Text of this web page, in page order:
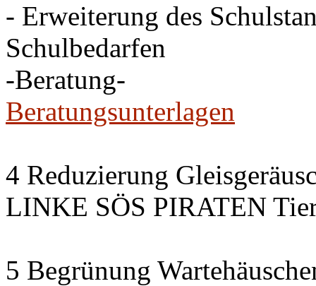
- Erweiterung des
Schulbedarfen
-Beratung-
Beratungsunterlagen
4 Reduzierung
LINKE SÖS PIRATEN
5 Begrünung